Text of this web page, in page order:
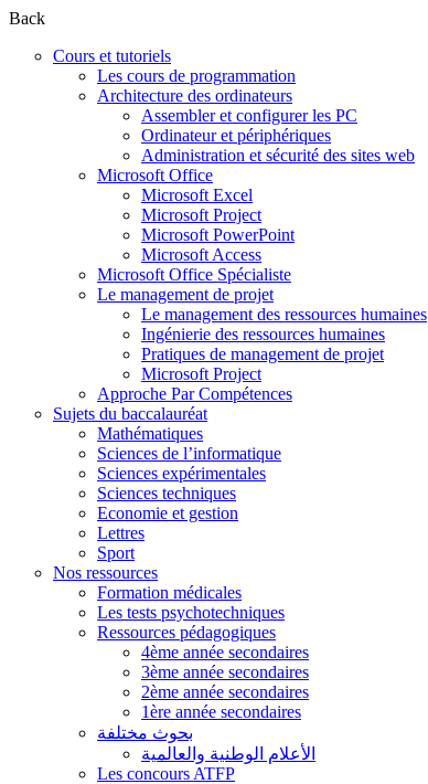
Back
Cours et tutoriels
Les cours de programmation
Architecture des ordinateurs
Assembler et configurer les PC
Ordinateur et périphériques
Administration et sécurité des sites web
Microsoft Office
Microsoft Excel
Microsoft Project
Microsoft PowerPoint
Microsoft Access
Microsoft Office Spécialiste
Le management de projet
Le management des ressources humaines
Ingénierie des ressources humaines
Pratiques de management de projet
Microsoft Project
Approche Par Compétences
Sujets du baccalauréat
Mathématiques
Sciences de l’informatique
Sciences expérimentales
Sciences techniques
Economie et gestion
Lettres
Sport
Nos ressources
Formation médicales
Les tests psychotechniques
Ressources pédagogiques
4ème année secondaires
3ème année secondaires
2ème année secondaires
1ère année secondaires
بحوث مختلفة
الأعلام الوطنية والعالمية
Les concours ATFP